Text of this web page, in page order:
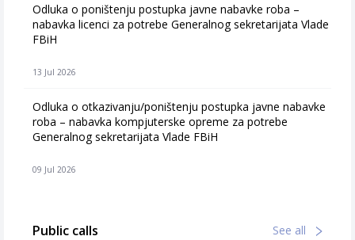
Odluka o poništenju postupka javne nabavke roba –
nabavka licenci za potrebe Generalnog sekretarijata Vlade
FBiH
13 Jul 2026
Odluka o otkazivanju/poništenju postupka javne nabavke
roba – nabavka kompjuterske opreme za potrebe
Generalnog sekretarijata Vlade FBiH
09 Jul 2026
Public calls See all